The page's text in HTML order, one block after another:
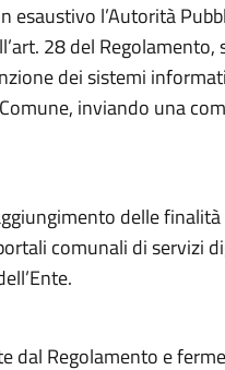
l’Autorità
28 del
dei sistemi
inviando una
delle
comunali di servizi
dal Regolamento e